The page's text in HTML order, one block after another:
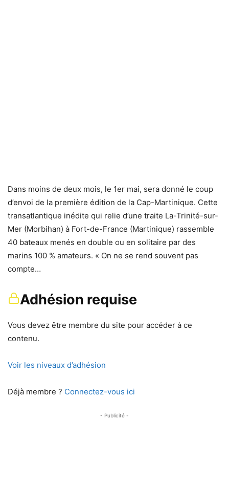
Dans moins de deux mois, le 1er mai, sera donné le coup
d’envoi de la première édition de la Cap-Martinique. Cette
transatlantique inédite qui relie d’une traite La-Trinité-sur-
Mer (Morbihan) à Fort-de-France (Martinique) rassemble
40 bateaux menés en double ou en solitaire par des
marins 100 % amateurs. « On ne se rend souvent pas
compte…
Adhésion requise
Vous devez être membre du site pour accéder à ce
contenu.
Voir les niveaux d’adhésion
Déjà membre ? Connectez-vous ici
- Publicité -